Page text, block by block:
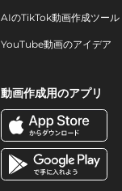
AIのTikTok動画作成ツール
YouTube動画のアイデア
動画作成用のアプリ